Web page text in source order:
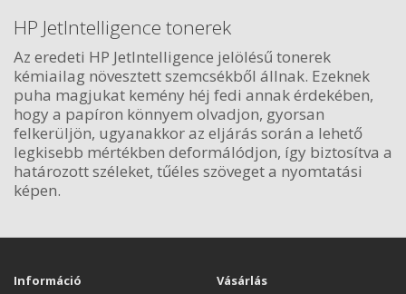
HP JetIntelligence tonerek
Az eredeti HP JetIntelligence jelölésű tonerek
kémiailag növesztett szemcsékből állnak. Ezeknek
puha magjukat kemény héj fedi annak érdekében,
hogy a papíron könnyem olvadjon, gyorsan
felkerüljön, ugyanakkor az eljárás során a lehető
legkisebb mértékben deformálódjon, így biztosítva a
határozott széleket, tűéles szöveget a nyomtatási
képen.
Információ Vásárlás